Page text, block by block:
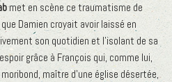
met en scène ce traumatisme de
Damien croyait avoir laissé en
son quotidien et l’isolant de sa
grâce à François qui, comme lui,
maître d’une église désertée,